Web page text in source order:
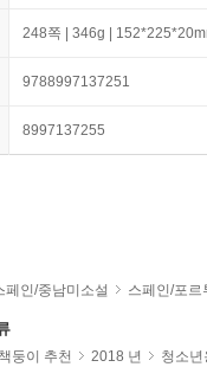
248쪽 | 346g |
9788997137251
8997137255
페인/중남미소설 스페인/포르
둥이 추천 2018 년
청소